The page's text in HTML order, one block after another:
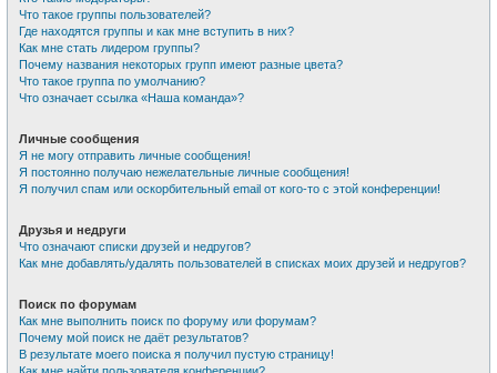
Что такое группы пользователей?
Где находятся группы и как мне вступить в них?
Как мне стать лидером группы?
Почему названия некоторых групп имеют разные цвета?
Что такое группа по умолчанию?
Что означает ссылка «Наша команда»?
Личные сообщения
Я не могу отправить личные сообщения!
Я постоянно получаю нежелательные личные сообщения!
Я получил спам или оскорбительный email от кого-то с этой конференции!
Друзья и недруги
Что означают списки друзей и недругов?
Как мне добавлять/удалять пользователей в списках моих друзей и недругов?
Поиск по форумам
Как мне выполнить поиск по форуму или форумам?
Почему мой поиск не даёт результатов?
В результате моего поиска я получил пустую страницу!